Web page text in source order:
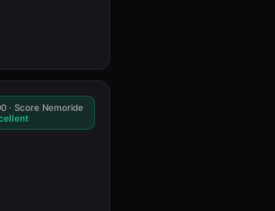
· Score Nemoride